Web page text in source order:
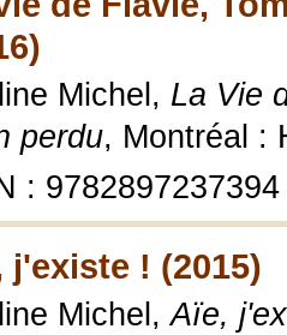
Michel, La Vie
perdu, Montréal :
: 9782897237394
j'existe ! (2015)
Michel,Aïe,